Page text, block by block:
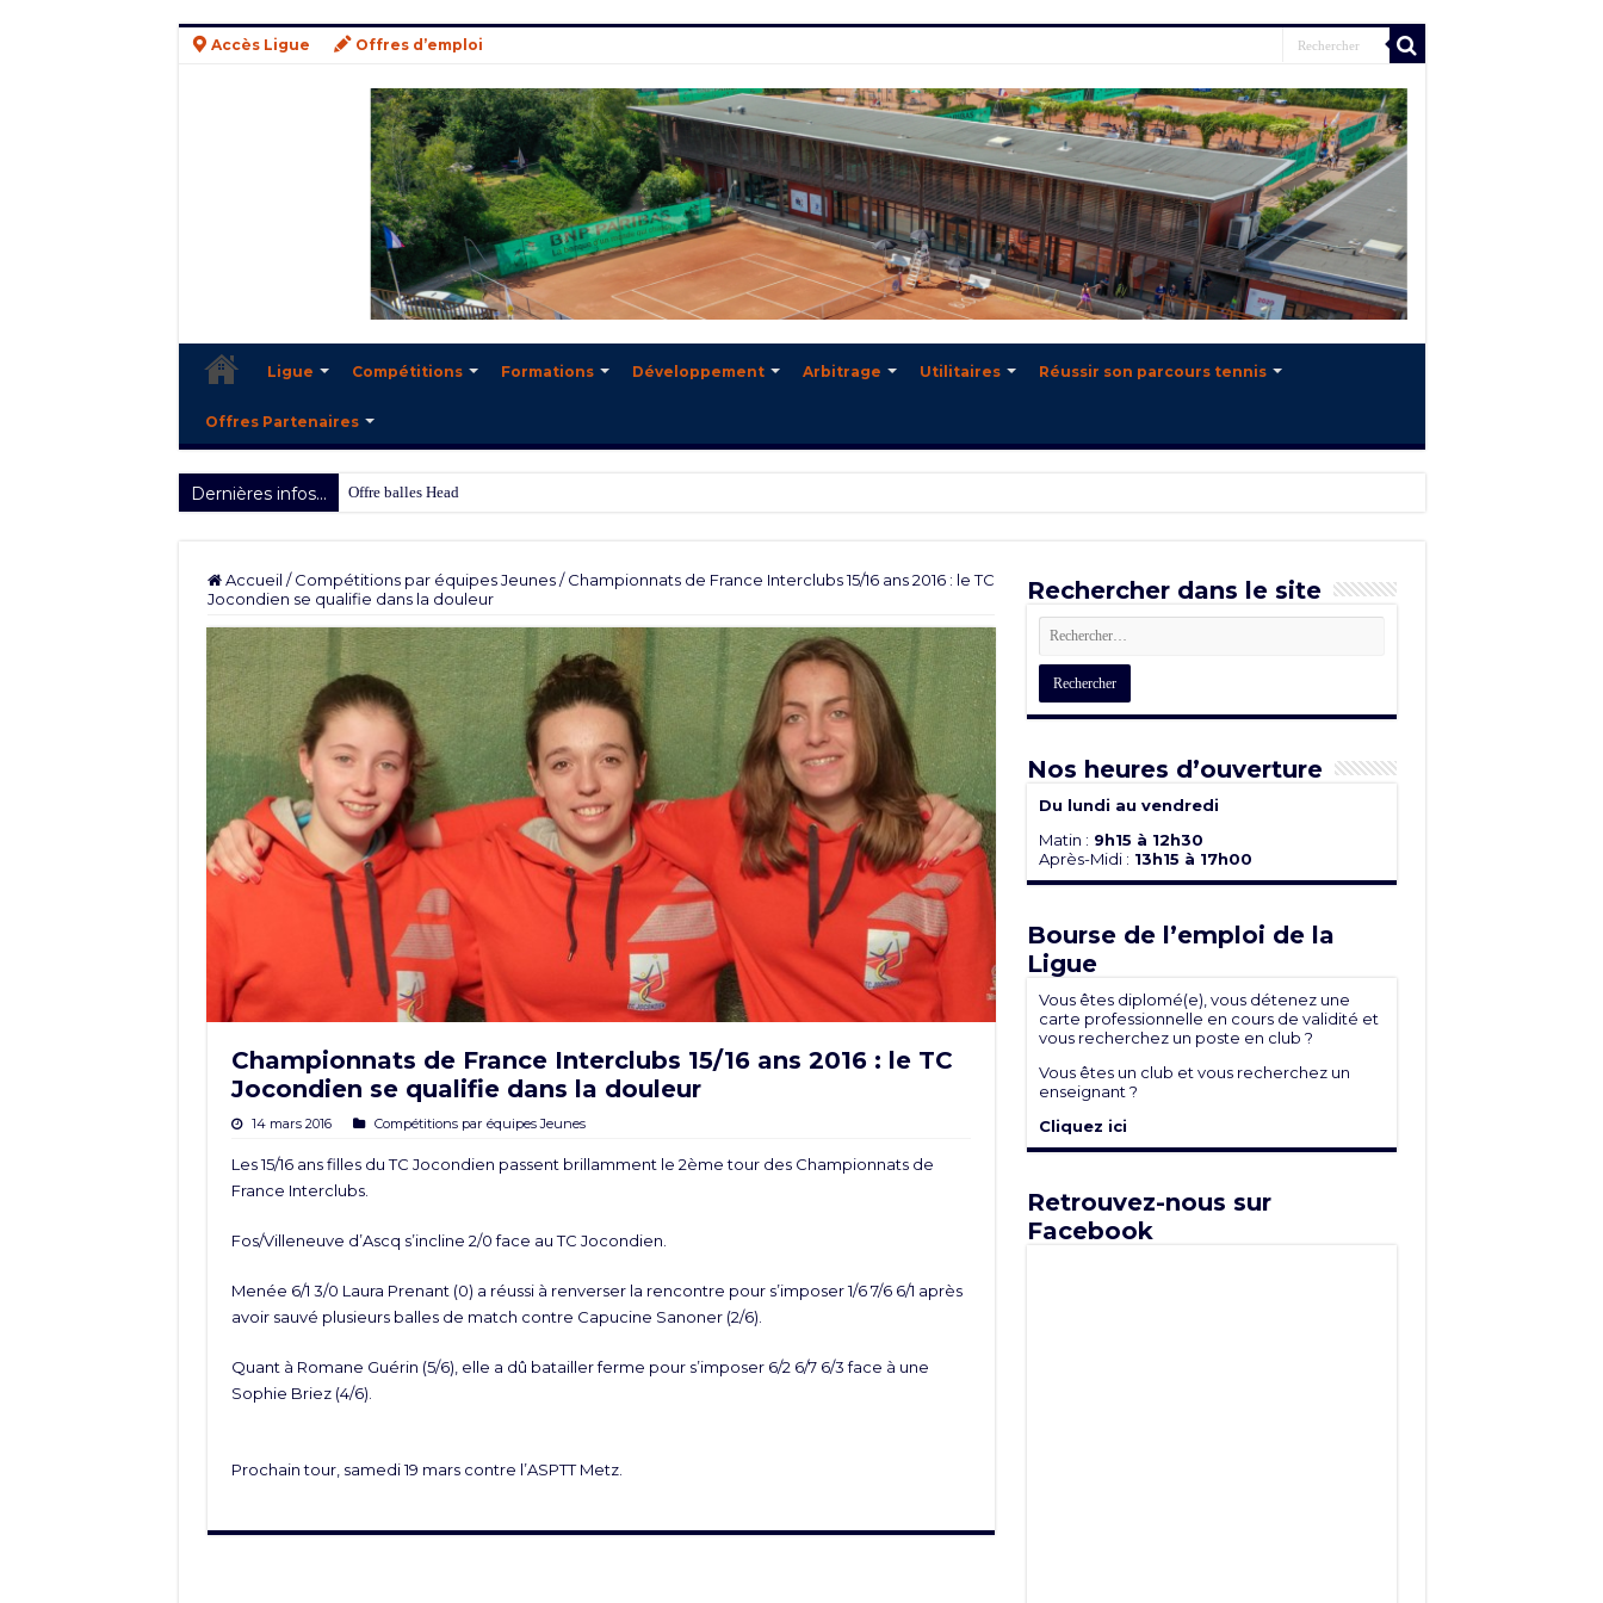
Accès Ligue Offres d’emploi
Ligue Compétitions Formations Développement Arbitrage Utilitaires Réussir son parcours tennis
Offres Partenaires
Dernières infos... Offre balles Head 2025/2026
Accueil / Compétitions par équipes Jeunes / Championnats de France Interclubs 15/16 ans 2016 : le TC
Jocondien se qualifie dans la douleur
Championnats de France Interclubs 15/16 ans 2016 : le TC
Jocondien se qualifie dans la douleur
14 mars 2016 Compétitions par équipes Jeunes
Les 15/16 ans filles du TC Jocondien passent brillamment le 2ème tour des Championnats de
France Interclubs.
Fos/Villeneuve d’Ascq s’incline 2/0 face au TC Jocondien.
Menée 6/1 3/0 Laura Prenant (0) a réussi à renverser la rencontre pour s’imposer 1/6 7/6 6/1 après
avoir sauvé plusieurs balles de match contre Capucine Sanoner (2/6).
Quant à Romane Guérin (5/6), elle a dû batailler ferme pour s’imposer 6/2 6/7 6/3 face à une
Sophie Briez (4/6).
Prochain tour, samedi 19 mars contre l’ASPTT Metz.
Rechercher dans le site
Nos heures d’ouverture
Du lundi au vendredi
Matin : 9h15 à 12h30
Après-Midi : 13h15 à 17h00
Bourse de l’emploi de la
Ligue
Vous êtes diplomé(e), vous détenez une
carte professionnelle en cours de validité et
vous recherchez un poste en club ?
Vous êtes un club et vous recherchez un
enseignant ?
Cliquez ici
Retrouvez-nous sur
Facebook